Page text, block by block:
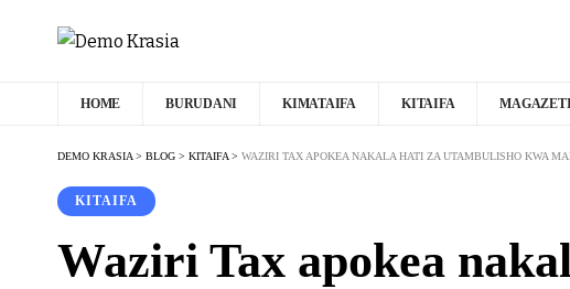
HOME BURUDANI KIMATAIFA KITAIFA
DEMO KRASIA > BLOG > KITAIFA > WAZIRI TAX APOKEA NAKALA HATI ZA UTAMBULISHO KWA
KITAIFA
Waziri Tax apokea